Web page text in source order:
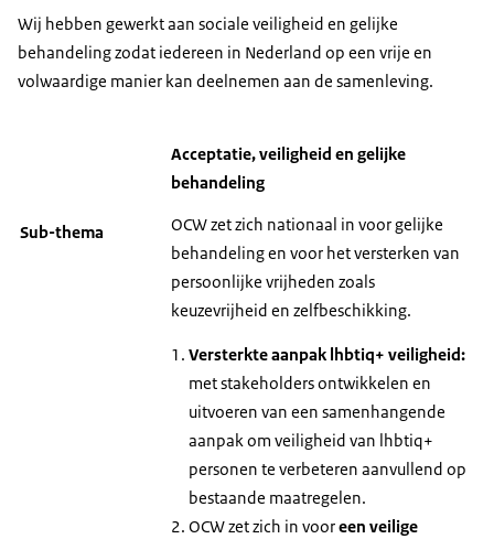
Wij hebben gewerkt aan sociale veiligheid en gelijke
behandeling zodat iedereen in Nederland op een vrije en
volwaardige manier kan deelnemen aan de samenleving.
Sub-thema
Acceptatie, veiligheid en gelĳke
behandeling
OCW zet zich nationaal in voor gelijke
behandeling en voor het versterken van
persoonlijke vrijheden zoals
keuzevrijheid en zelfbeschikking.
Versterkte aanpak lhbtiq+ veiligheid:
met stakeholders ontwikkelen en
uitvoeren van een samenhangende
aanpak om veiligheid van lhbtiq+
personen te verbeteren aanvullend op
bestaande maatregelen.
OCW zet zich in vooreen veilige